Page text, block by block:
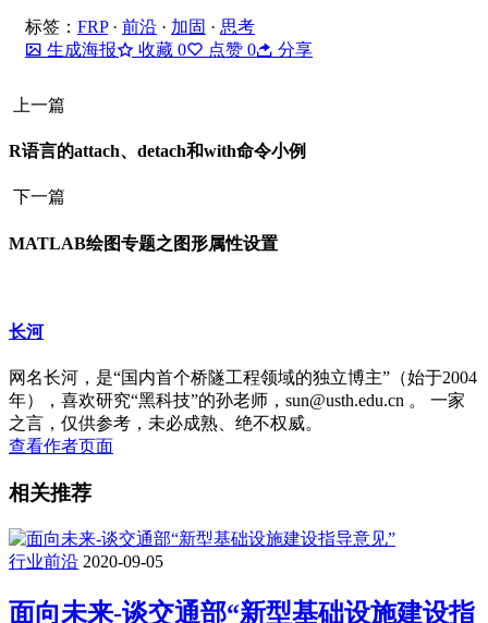
标签： FRP· 前沿 · 加固 · 思考
生成海报
收藏 0 点赞 0 分享
上一篇
R语言的attach、detach和with命令小例
下一篇
MATLAB绘图专题之图形属性设置
长河
网名长河，是“国内首个桥隧工程领域的独立博主”（始于2004
年），喜欢研究“黑科技”的孙老师，sun@usth.edu.cn 。 一家
之言，仅供参考，未必成熟、绝不权威。
查看作者页面
相关推荐
行业前沿 2020-09-05
面向未来-谈交通部“新型基础设施建设指